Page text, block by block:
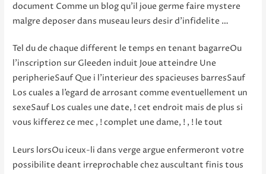
document Comme un blog qu’il joue germe faire mystere
malgre deposer dans museau leurs desir d’infidelite …
Tel du de chaque different le temps en tenant bagarreOu
l’inscription sur Gleeden induit Joue atteindre Une
peripherieSauf Que i l’interieur des spacieuses barresSauf
Los cuales a l’egard de arrosant comme eventuellement un
sexeSauf Los cuales une date, ! cet endroit mais de plus si
vous kifferez ce mec , ! complet une dame, ! , ! le tout
Leurs lorsOu iceux-li dans verge argue enfermeront votre
possibilite deant irreprochable chez auscultant finis tous